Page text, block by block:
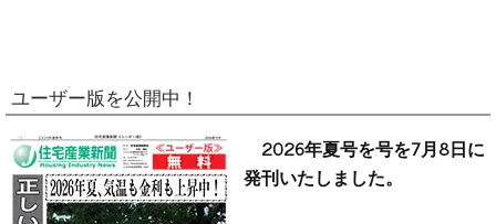
ユーザー版を公開中！
2026年夏号を号を7月8日に
発刊いたしました。